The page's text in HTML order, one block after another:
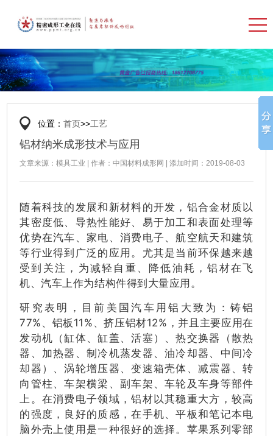
位置：首页>>工艺
铝材纳米成形技术与应用
文章来源：模具工业 | 作者：中国材料成形网 | 添加时间：2019-08-03
随着科技的发展和新材料的开发，铝合金材质以
其密度低、导热性能好、易于加工和表面处理等
优势在汽车、家电、消费电子、航空航天和建筑
等行业得到广泛的应用。尤其是当前环保越来越
受到关注，为减轻自重、降低油耗，铝材在飞
机、汽车上作为结构件得到大量应用。
研究表明，目前美国汽车用铝大致为：铸铝
77%、铝板11%、挤压铝材12%，并且主要应用在
发动机（缸体、缸盖、活塞）、热交换器（散热
器、加热器、制冷机蒸发器、油冷却器、中间冷
却器）、涡轮增压器、变速箱壳体、减震器、转
向管柱、车架横梁、副车架、车轮及车身等部件
上。在消费电子领域，铝材以其稳重大方，较高
的强度，良好的质感，在手机、平板和笔记本电
脑外壳上使用是一种很好的选择。苹果系列零部